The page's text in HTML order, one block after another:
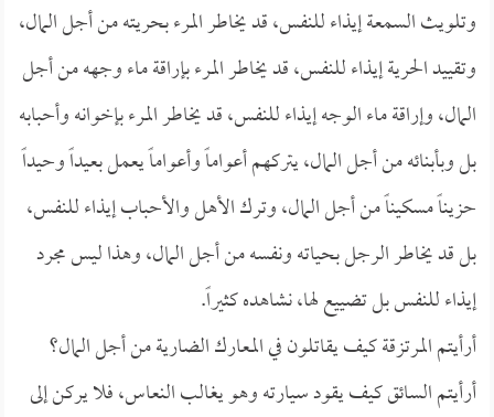
وتلويث السمعة إيذاء للنفس، قد يخاطر المرء بحريته من أجل المال،
وتقييد الحرية إيذاء للنفس، قد يخاطر المرء بإراقة ماء وجهه من أجل
المال، وإراقة ماء الوجه إيذاء للنفس، قد يخاطر المرء بإخوانه وأحبابه
بل وبأبنائه من أجل المال، يتركهم أعواماً وأعواماً يعمل بعيداً وحيداً
حزيناً مسكيناً من أجل المال، وترك الأهل والأحباب إيذاء للنفس،
بل قد يخاطر الرجل بحياته ونفسه من أجل المال، وهذا ليس مجرد
إيذاء للنفس بل تضييع لها، نشاهده كثيراً.
أرأيتم المرتزقة كيف يقاتلون في المعارك الضارية من أجل المال؟
أرأيتم السائق كيف يقود سيارته وهو يغالب النعاس، فلا يركن إلى